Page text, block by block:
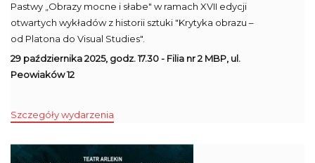
Pastwy „Obrazy mocne i słabe" w ramach XVII edycji
otwartych wykładów z historii sztuki "Krytyka obrazu –
od Platona do Visual Studies".
29 października 2025, godz. 17.30 - Filia nr 2 MBP, ul.
Peowiaków 12
Szczegóły wydarzenia